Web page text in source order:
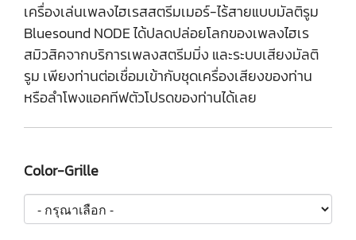
เครื่องเล่นเพลงไฮเรสสตรีมเมอร์-ไร้สายแบบมัลติรูม
Bluesound NODE ได้ปลดปล่อยโลกของเพลงไฮเร
สมิวสิคจากบริการเพลงสตรีมมิ่ง และระบบเสียงมัลติ
รูม เพียงท่านต่อเชื่อมเข้ากับชุดเครื่องเสียงของท่าน
หรือลำโพงแอคทีฟตัวโปรดของท่านได้เลย
Color-Grille